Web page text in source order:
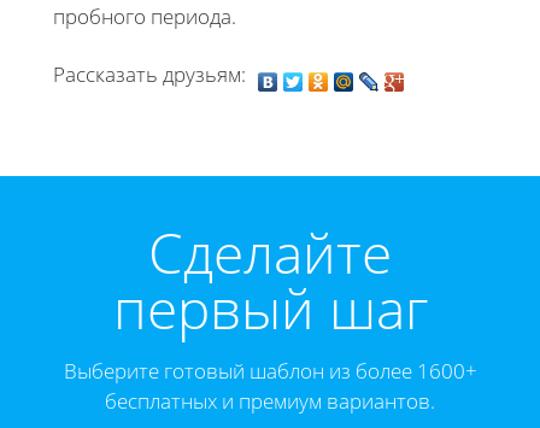
пробного периода.
Рассказать друзьям:
Cделайте
первый шаг
Выберите готовый шаблон из более 1600+
бесплатных и премиум вариантов.